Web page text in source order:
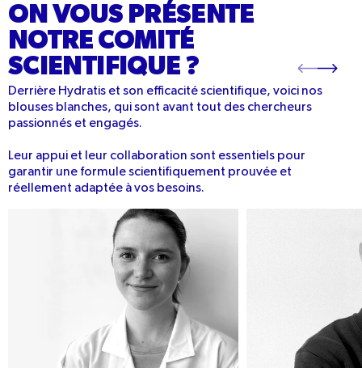
ON VOUS PRÉSENTE
NOTRE COMITÉ
SCIENTIFIQUE ?
Derrière Hydratis et son efficacité scientifique, voici nos
blouses blanches, qui sont avant tout des chercheurs
passionnés et engagés.
Leur appui et leur collaboration sont essentiels pour
garantir une formule scientifiquement prouvée et
réellement adaptée à vos besoins.